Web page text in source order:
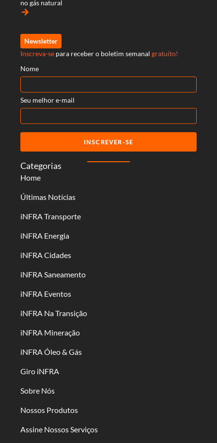
Categorias
Home
Últimas Notícias
iNFRA Transporte
iNFRA Energia
iNFRA Cidades
iNFRA Saneamento
iNFRA Eventos
iNFRA Na Transição
iNFRA Mineração
iNFRA Óleo & Gás
Giro iNFRA
Sobre Nós
Nossos Produtos
Assine Nossos Serviços
no gás natural
arrow_forward
Newsletter
Inscreva-se para receber o boletim semanal gratuito!
Nome
Seu melhor e-mail
INSCREVER-SE